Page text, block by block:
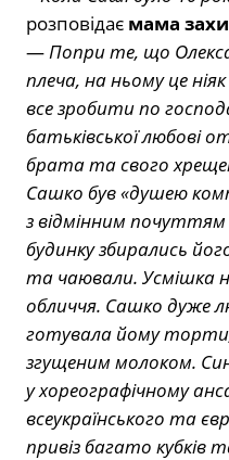
розповідає мама
— Попри те, що
плеча, на ньому це
все зробити по
батьківської любові
брата та свого
Сашко був «душею
з відмінним
будинку збирались
та чаювали. Усмішка
обличчя. Сашко дуже
готувала йому торти,
згущеним молоком.
у хореографічному
всеукраїнського та
привіз багато кубків